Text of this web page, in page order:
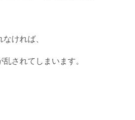
ければ、
されてしまいます。